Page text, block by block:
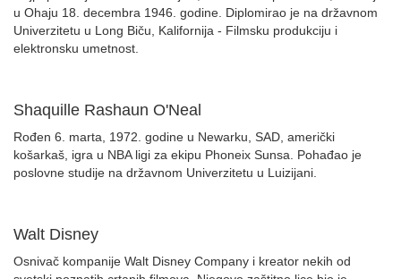
u Ohaju 18. decembra 1946. godine. Diplomirao je na državnom
Univerzitetu u Long Biču, Kalifornija - Filmsku produkciju i
elektronsku umetnost.
Shaquille Rashaun O'Neal
Rođen 6. marta, 1972. godine u Newarku, SAD, američki
košarkaš, igra u NBA ligi za ekipu Phoneix Sunsa. Pohađao je
poslovne studije na državnom Univerzitetu u Luizijani.
Walt Disney
Osnivač kompanije Walt Disney Company i kreator nekih od